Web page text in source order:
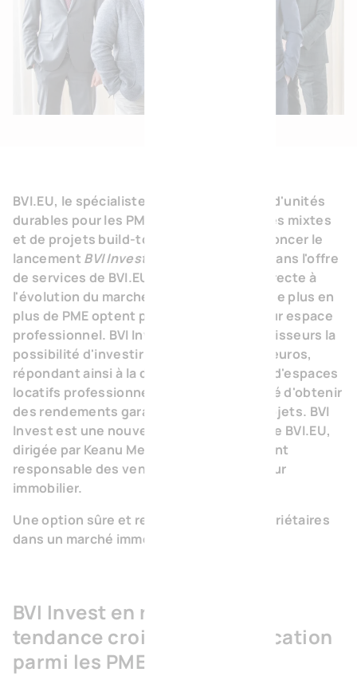
BVI.EU, le spécialiste du développement d'unités
durables pour les PME, de parcs d'activités mixtes
et de projets build-to-suit, est fier d'annoncer le
lancement BVI Invest
. Ce nouveau venu dans l'offre
de services de BVI.EU est une réponse directe à
l'évolution du marché de l'immobilier, où de plus en
plus de PME optent pour la location de leur espace
professionnel. BVI Invest offre aux investisseurs la
possibilité d'investir à partir de 100.000 euros,
répondant ainsi à la demande croissante d'espaces
locatifs professionnels, avec la possibilité d'obtenir
des rendements garantis sur certains projets. BVI
Invest est une nouvelle division au sein de BVI.EU,
dirigée par Keanu Meers, qui est également
responsable des ventes chez le promoteur
immobilier.
Une option sûre et rentable pour les propriétaires
dans un marché immobilier dynamique
BVI Invest en réponse à la
tendance croissante à la location
parmi les PME